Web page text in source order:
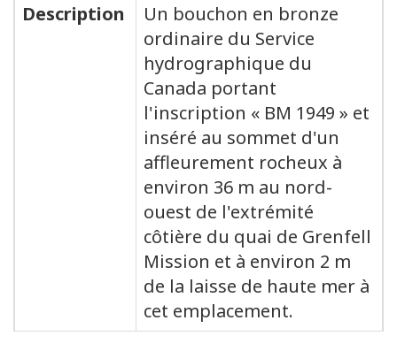
Description
Un bouchon en bronze
ordinaire du Service
hydrographique du
Canada portant
l'inscription « BM 1949 » et
inséré au sommet d'un
affleurement rocheux à
environ 36 m au nord-
ouest de l'extrémité
côtière du quai de Grenfell
Mission et à environ 2 m
de la laisse de haute mer à
cet emplacement.